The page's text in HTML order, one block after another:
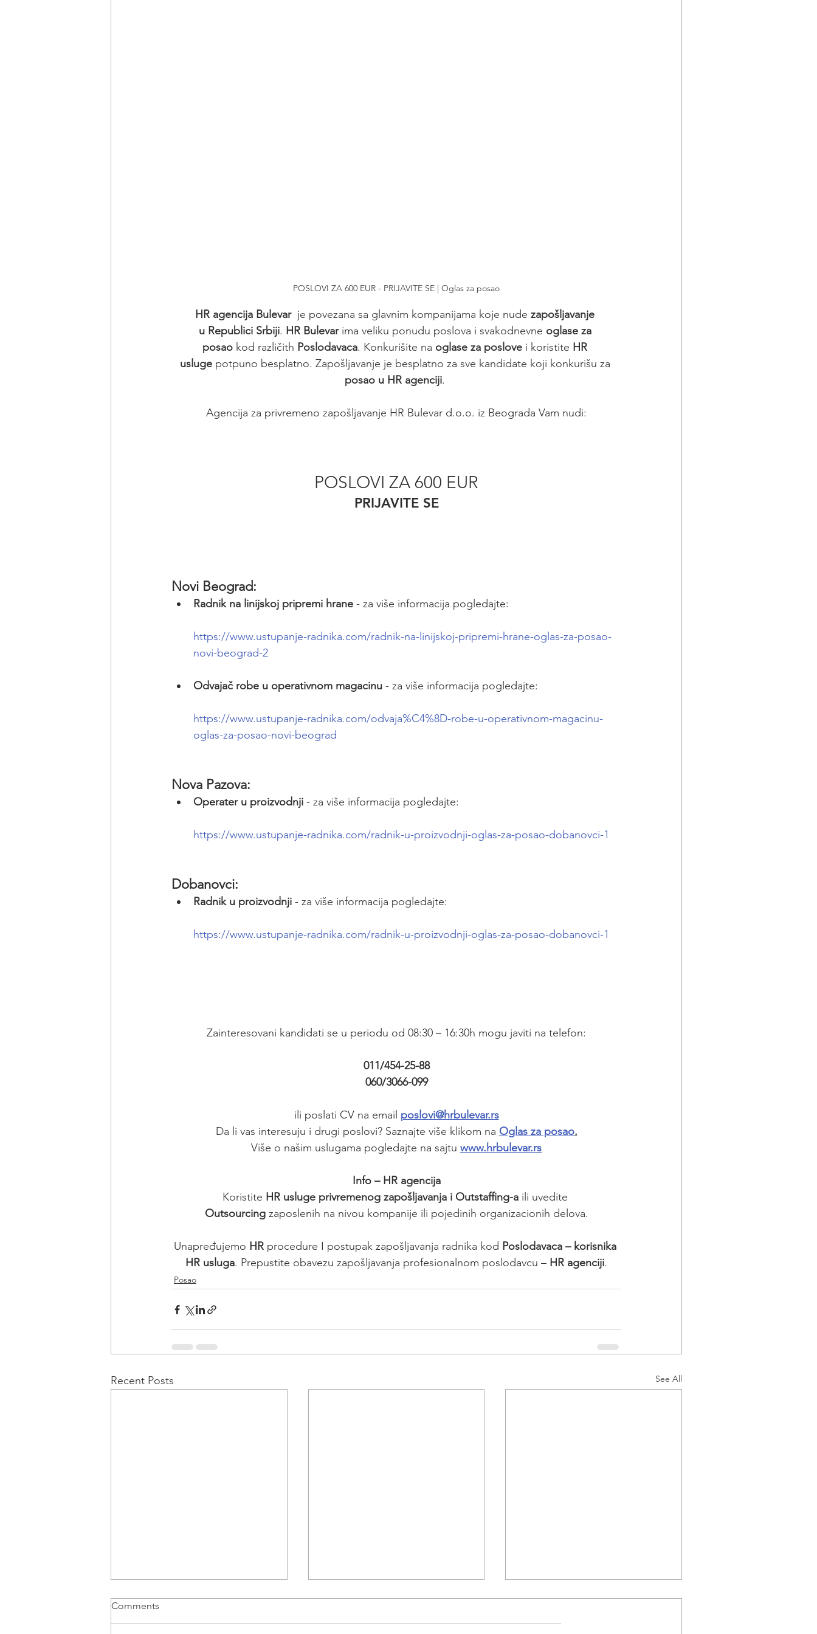
POSLOVI ZA 600 EUR - PRIJAVITE SE | Oglas za posao
HR agencija Bulevar je povezana sa glavnim kompanijama koje nude zapošljavanje
u Republici Srbiji. HR Bulevar ima veliku ponudu poslova i svakodnevne oglase za
posao kod različith Poslodavaca. Konkurišite na oglase za poslove i koristite HR
usluge potpuno besplatno. Zapošljavanje je besplatno za sve kandidate koji konkurišu za
posao u HR agenciji.
Agencija za privremeno zapošljavanje HR Bulevar d.o.o. iz Beograda Vam nudi:
POSLOVI ZA 600 EUR
PRIJAVITE SE
Novi Beograd:
Radnik na linijskoj pripremi hrane - za više informacija pogledajte:
https://www.ustupanje-radnika.com/radnik-na-linijskoj-pripremi-hrane-oglas-za-posao-
novi-beograd-2
Odvajač robe u operativnom magacinu - za više informacija pogledajte:
https://www.ustupanje-radnika.com/odvaja%C4%8D-robe-u-operativnom-magacinu-
oglas-za-posao-novi-beograd
Nova Pazova:
Operater u proizvodnji - za više informacija pogledajte:
https://www.ustupanje-radnika.com/radnik-u-proizvodnji-oglas-za-posao-dobanovci-1
Dobanovci:
Radnik u proizvodnji - za više informacija pogledajte:
https://www.ustupanje-radnika.com/radnik-u-proizvodnji-oglas-za-posao-dobanovci-1
Zainteresovani kandidati se u periodu od 08:30 – 16:30h mogu javiti na telefon:
011/454-25-88
060/3066-099
ili poslati CV na email poslovi@hrbulevar.rs
Da li vas interesuju i drugi poslovi? Saznajte više klikom na Oglas za posao.
Više o našim uslugama pogledajte na sajtu www.hrbulevar.rs
Info – HR agencija
Koristite HR usluge privremenog zapošljavanja i Outstaffing-a ili uvedite
Outsourcing zaposlenih na nivou kompanije ili pojedinih organizacionih delova.
Unapređujemo HR procedure I postupak zapošljavanja radnika kod Poslodavaca – korisnika
HR usluga. Prepustite obavezu zapošljavanja profesionalnom poslodavcu – HR agenciji.
Posao
Recent Posts See All
Comments